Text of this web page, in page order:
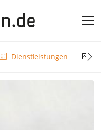
Dienstleistungen